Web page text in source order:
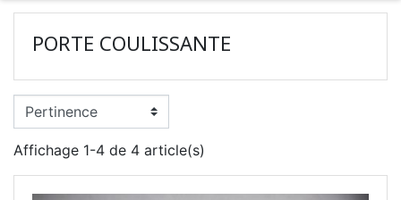
PORTE COULISSANTE
Affichage 1-4 de 4 article(s)